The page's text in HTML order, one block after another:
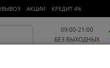
АКЦИИ КРЕДИТ 4%
09:00-21:00
БЕЗ ВЫХОДНЫХ